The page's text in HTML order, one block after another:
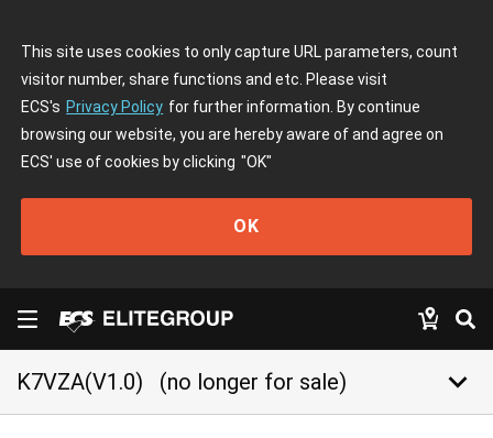
This site uses cookies to only capture URL parameters, count
visitor number, share functions and etc. Please visit
ECS's Privacy Policy for further information. By continue
browsing our website, you are hereby aware of and agree on
ECS' use of cookies by clicking "OK"
OK
K7VZA(V1.0) (no longer for sale) keyboard_arrow_down